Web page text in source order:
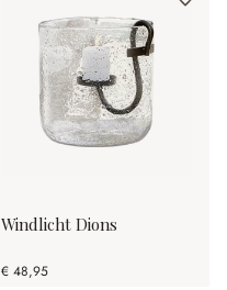
Windlicht Dions
€ 48,95